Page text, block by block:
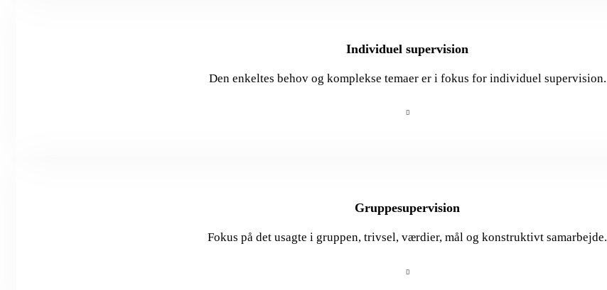
Individuel supervision
Den enkeltes behov og komplekse temaer er i fokus for individuel supervision.
Gruppesupervision
Fokus på det usagte i gruppen, trivsel, værdier, mål og konstruktivt samarbejde.